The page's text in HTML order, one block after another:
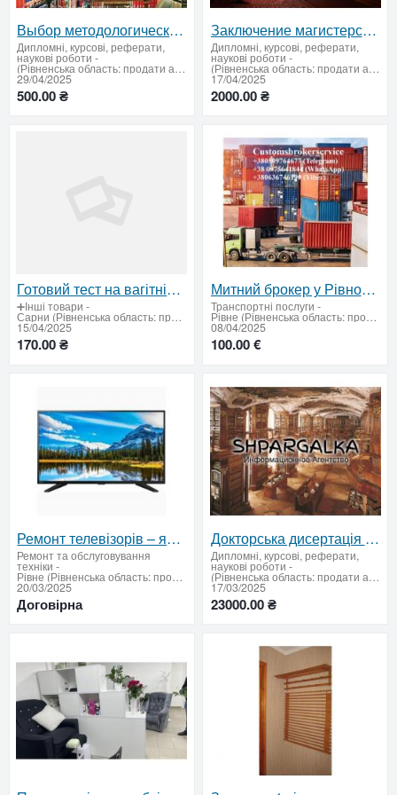
Выбор методологической базы диссертации на заказ в Украине
Дипломні, курсові, реферати,
наукові роботи -
(Рівненська область: продати або придбати)
29/04/2025
500.00 ₴
Заключение магистерской работы на заказ в Украине
Дипломні, курсові, реферати,
наукові роботи -
(Рівненська область: продати або придбати)
17/04/2025
2000.00 ₴
Готовий тест на вагітність для розіграшу - емоції гарантовано!
➕Інші товари -
Сарни (Рівненська область: продати або придбати)
15/04/2025
170.00 ₴
Митний брокер у Рівному – авто, Т1, імпорт, експорт, особисті речі
Транспортні послуги -
Рівне (Рівненська область: продати або придбати)
08/04/2025
100.00 €
Ремонт телевізорів – якісно та швидко
Ремонт та обслуговування
техніки -
Рівне (Рівненська область: продати або придбати)
20/03/2025
Договірна
Докторська дисертація на замовлення ⚡ Академічний рівень ✅ Без ШІ та шаблонів
Дипломні, курсові, реферати,
наукові роботи -
(Рівненська область: продати або придбати)
17/03/2025
23000.00 ₴